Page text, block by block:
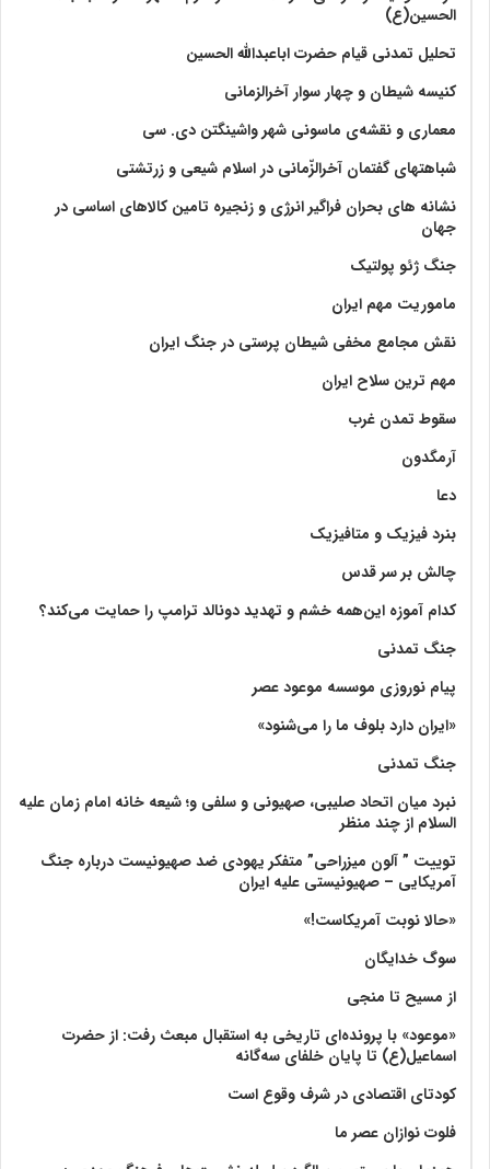
الحسین(ع)
تحلیل تمدنی قیام حضرت اباعبدالله الحسین
کنیسه شیطان و چهار سوار آخرالزمانی
معماری و نقشه‌ی ماسونی شهر واشينگتن دی. سی
شباهتهای گفتمان آخر‌الزّمانی در اسلام شیعی و زرتشتی
نشانه های بحران فراگیر انرژی و زنجیره تامین کالاهای اساسی در
جهان
جنگ ژئو پولتیک
ماموریت مهم ایران
نقش مجامع مخفی شیطان پرستی در جنگ ایران
مهم ترین سلاح ایران
سقوط تمدن غرب
آرمگدون
دعا
بنرد فیزیک و متافیزیک
چالش بر سر قدس
کدام آموزه این‌همه خشم و تهدید دونالد ترامپ را حمایت می‌کند؟
جنگ تمدنی
پیام نوروزی موسسه موعود عصر
«ایران دارد بلوف ما را می‌شنود»
جنگ تمدنی
نبرد میان اتحاد صلیبی، صهیونی و سلفی و؛ شیعه خانه امام زمان علیه
السلام از چند منظر
توییت ” آلون میزراحی” متفکر یهودی ضد صهیونیست درباره جنگ
آمریکایی – صهیونیستی علیه ایران
«حالا نوبت آمریکاست!»
سوگ خدایگان
از مسیح تا منجی
«موعود» با پرونده‌ای تاریخی به استقبال مبعث رفت: از حضرت
اسماعیل(ع) تا پایان خلفای سه‌گانه
کودتای اقتصادی در شرف وقوع است
فلوت نوازان عصر ما